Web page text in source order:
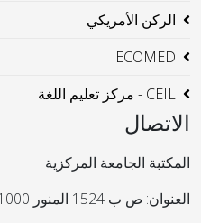
الركن الأمريكي
ECOMED
CEIL - مركز تعليم اللغة
الاتصال
المكتبة الجامعة المركزية
العنوان: ص ب 1524 المنور 31000 وهران